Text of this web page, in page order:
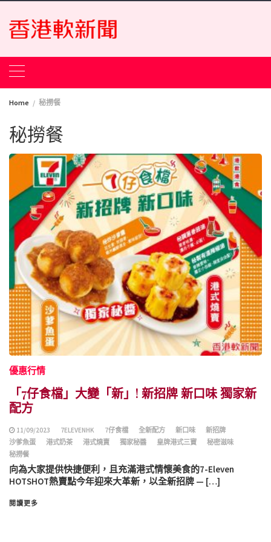
Skip
content
Home 秘撈餐
秘撈餐
優惠行情
「7仔食檔」大變「新」! 新招牌 新口味 獨家新
配方
11/09/2023 7ELEVENHK 7仔食檔 全新配方 新口味
新招牌
沙爹魚蛋
港式奶茶 港式燒賣 獨家秘醬 皇牌港式三寶
秘密滋味
秘撈餐
向為大家提供快捷便利，且充滿港式情懷美食的7-Eleven
HOTSHOT熱賣點今年迎來大革新，以全新招牌 — […]
閱讀更多